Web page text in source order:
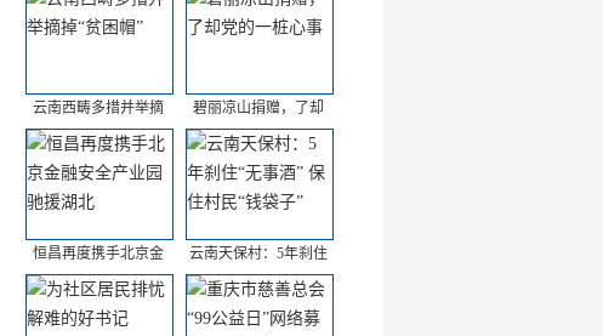
云南西畴多措并举摘 碧丽凉山捐赠，了却
恒昌再度携手北京金 云南天保村：5年刹住